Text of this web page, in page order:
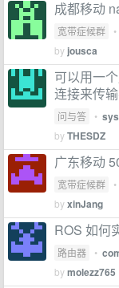
成都移动
宽带症候群 •
by jousca
可以用一
连接来传
问与答 •
byTHESDZ
广东移动
宽带症候群 •
byxinJang
ROS 如何
路由器 •
bymolezz765